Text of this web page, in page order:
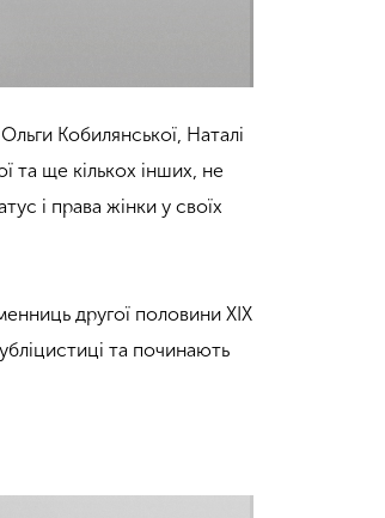
Кобилянської, Наталі
та ще кількох інших, не
і права жінки у своїх
другої половини ХІХ
та починають